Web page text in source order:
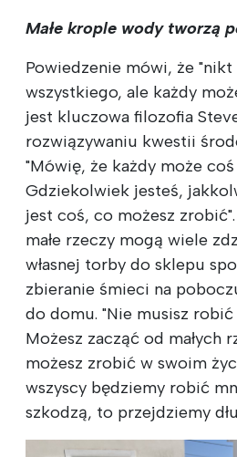
Małe krople wody tworzą
Powiedzenie mówi, że
wszystkiego, ale każdy
jest kluczowa filozofia
rozwiązywaniu kwestii
"Mówię, że każdy może
Gdziekolwiek jesteś,
jest coś, co możesz
małe rzeczy mogą wiele
własnej torby do sklepu
zbieranie śmieci na
do domu. "Nie musisz
Możesz zacząć od małych
możesz zrobić w swoim
wszyscy będziemy robić
szkodzą, to przejdziemy